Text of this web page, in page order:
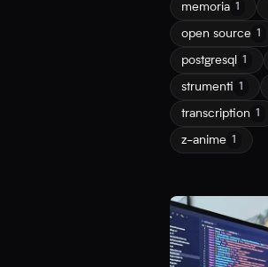
memoria 1
open source 1
postgresql 1
strumenti 1
transcription 1
z-anime 1